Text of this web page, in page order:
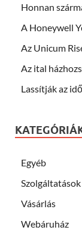
Honnan
A Honeywell
Az Unicum
Az ital
Lassítják az
Egyéb
Szolgáltatások
Vásárlás
Webáruház